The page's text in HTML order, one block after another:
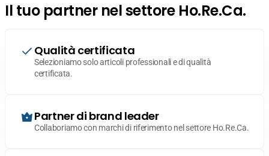
Il tuo partner nel settore Ho.Re.Ca.
Qualità certificata
Selezioniamo solo articoli professionali e di qualità
certificata.
Partner di brand leader
Collaboriamo con marchi di riferimento nel settore Ho.Re.Ca.